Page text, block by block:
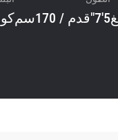
5'7"قدم / 170سم